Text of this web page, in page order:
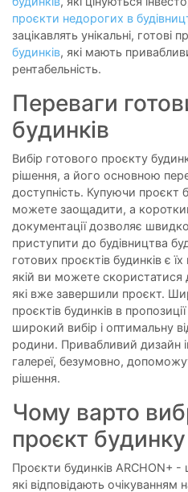
проєкти недорогих в
зацікавлять унікальні, готові
будинків, які мають
рентабельність.
Переваги
будинків
Вибір готового проєкту
рішення, а його основною
доступність. Купуючи проєкт
можете заощадити, а
документації дозволяє
приступити до будівництва
готових проєктів будинків є
якій ви можете скористатися
які вже завершили проєкт.
проєктів будинків в
широкий вибір і оптимальну
родини. Привабливий дизайн
галереї, безумовно,
рішення.
Чому варто
проєкт
Проєкти будинків ARCHON+
які відповідають очікуванням